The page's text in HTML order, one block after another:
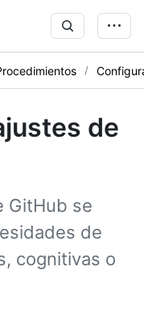
de
GitHub se
de
cognitivas o